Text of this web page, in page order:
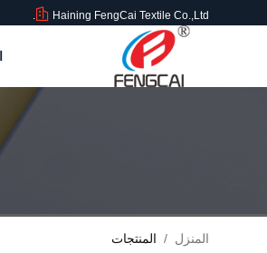
Haining FengCai Textile Co.,Ltd.
المنزل / المنتجات